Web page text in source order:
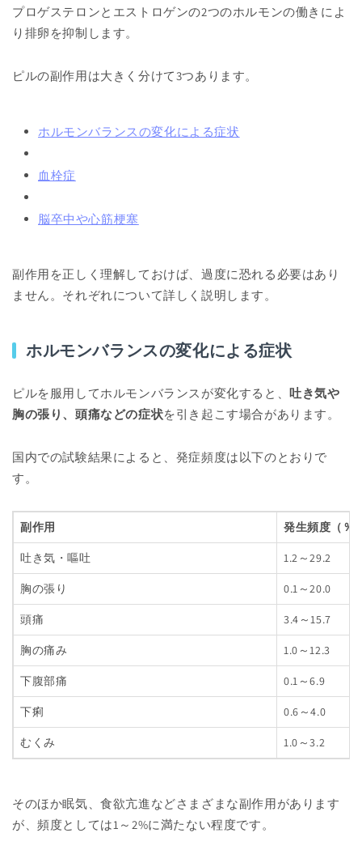
プロゲステロンとエストロゲンの2つのホルモンの働きによ
り排卵を抑制します。
ピルの副作用は大きく分けて3つあります。
ホルモンバランスの変化による症状
血栓症
脳卒中や心筋梗塞
副作用を正しく理解しておけば、過度に恐れる必要はあり
ません。それぞれについて詳しく説明します。
ホルモンバランスの変化による症状
ピルを服用してホルモンバランスが変化すると、吐き気や
胸の張り、頭痛などの症状を引き起こす場合があります。
国内での試験結果によると、発症頻度は以下のとおりで
す。
副作用 発生頻度（％
吐き気・嘔吐 1.2～29.2
胸の張り 0.1～20.0
頭痛 3.4～15.7
胸の痛み 1.0～12.3
下腹部痛 0.1～6.9
下痢 0.6～4.0
むくみ 1.0～3.2
そのほか眠気、食欲亢進などさまざまな副作用があります
が、頻度としては1～2%に満たない程度です。